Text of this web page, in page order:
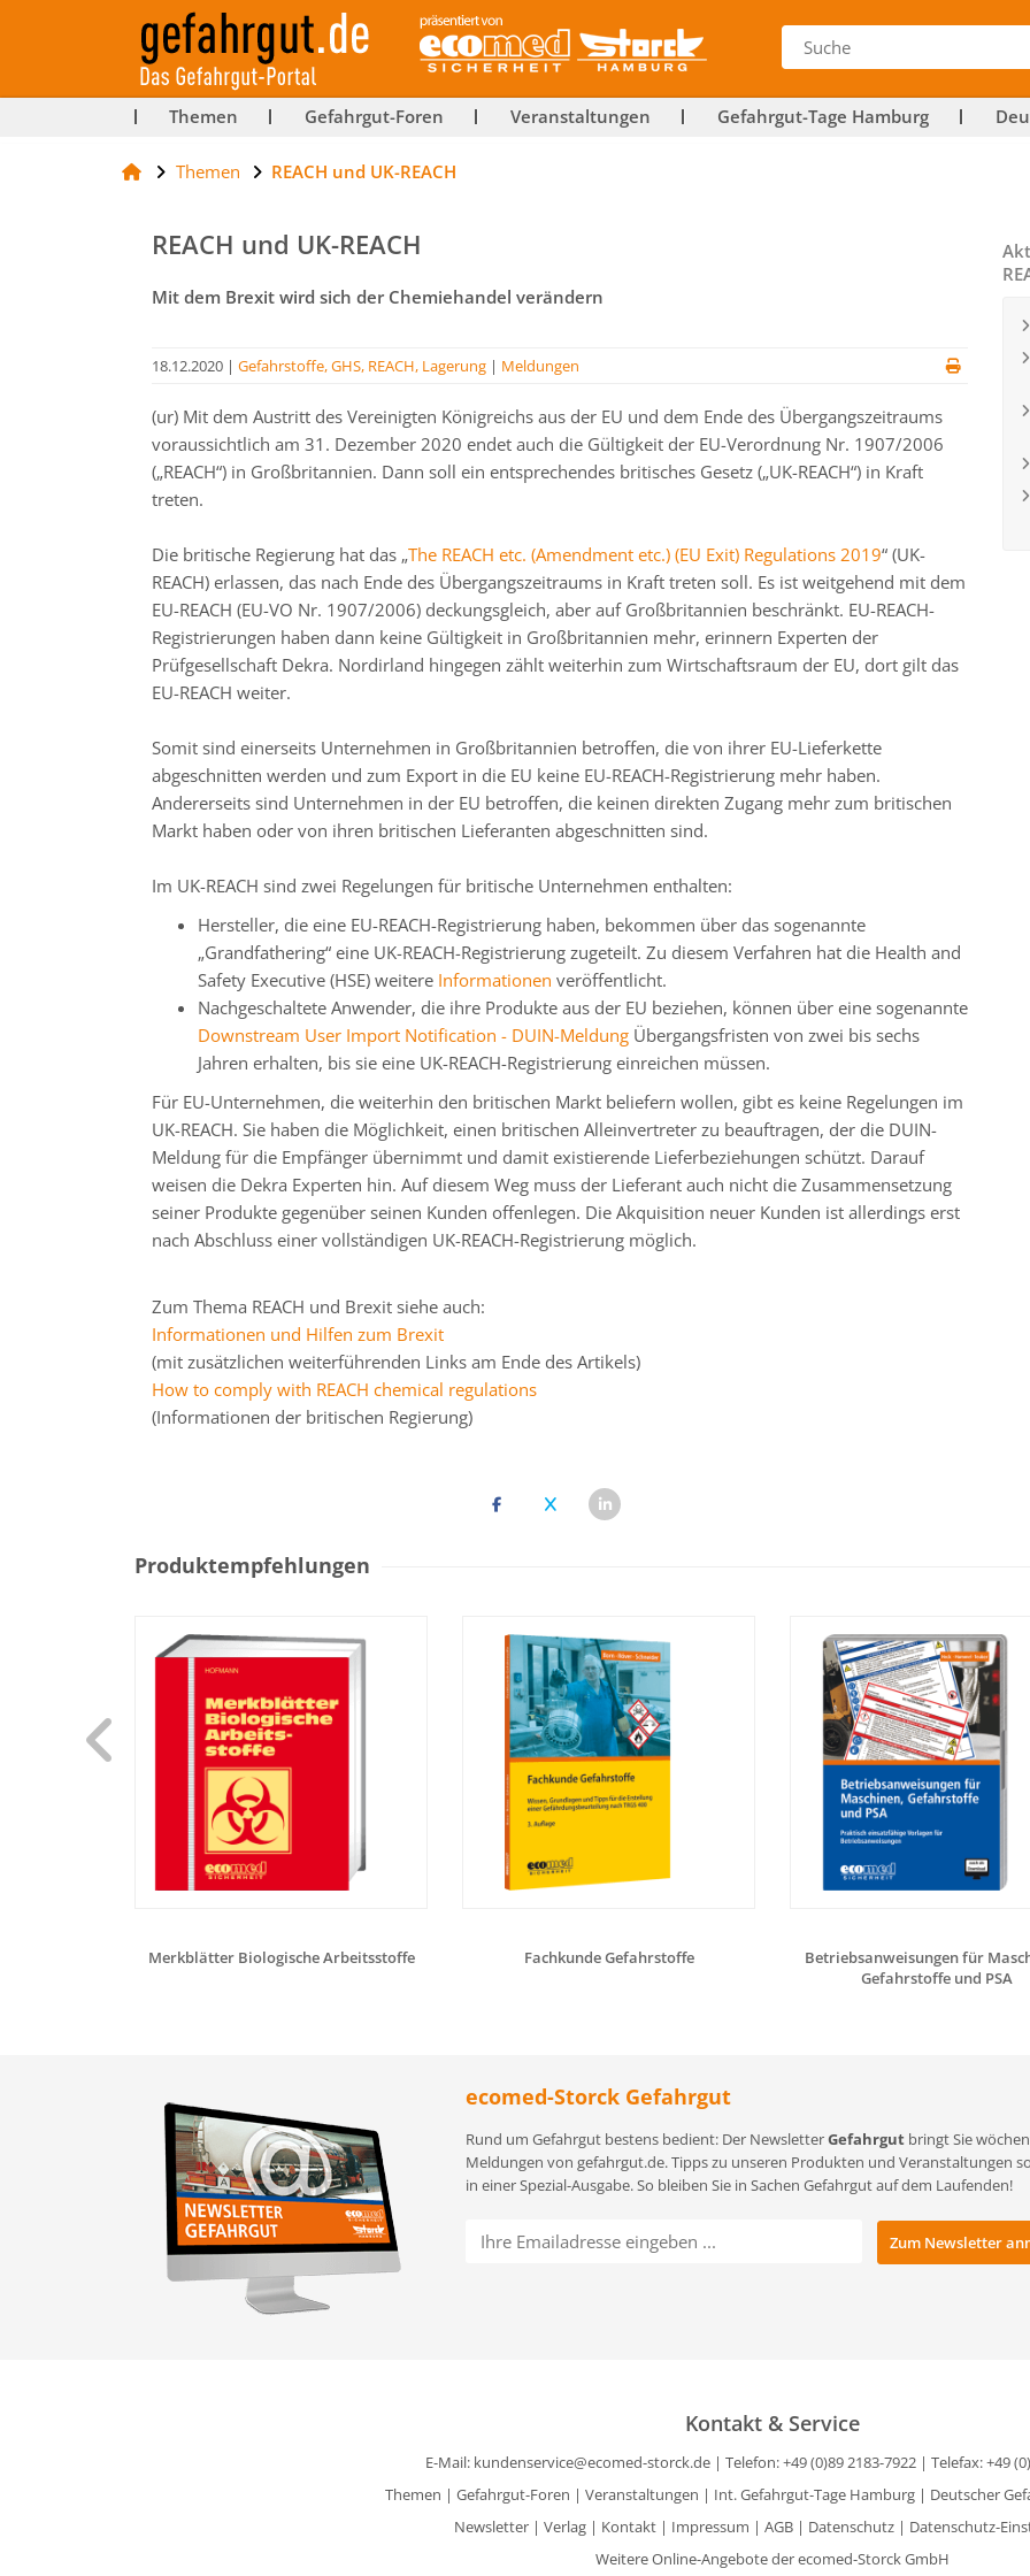
Themen Gefahrgut-Foren Veranstaltungen Gefahrgut-Tage Hamburg
Themen REACH und UK-REACH
REACH und UK-REACH
Mit dem Brexit wird sich der Chemiehandel verändern
18.12.2020 | Gefahrstoffe, GHS, REACH, Lagerung | Meldungen
(ur) Mit dem Austritt des Vereinigten Königreichs aus der EU und dem Ende des Übergangszeitraums
voraussichtlich am 31. Dezember 2020 endet auch die Gültigkeit der EU-Verordnung Nr. 1907/2006
(„REACH“) in Großbritannien. Dann soll ein entsprechendes britisches Gesetz („UK-REACH“) in Kraft
treten.
Die britische Regierung hat das „The REACH etc. (Amendment etc.) (EU Exit) Regulations 2019“ (UK-
REACH) erlassen, das nach Ende des Übergangszeitraums in Kraft treten soll. Es ist weitgehend mit dem
EU-REACH (EU-VO Nr. 1907/2006) deckungsgleich, aber auf Großbritannien beschränkt. EU-REACH-
Registrierungen haben dann keine Gültigkeit in Großbritannien mehr, erinnern Experten der
Prüfgesellschaft Dekra. Nordirland hingegen zählt weiterhin zum Wirtschaftsraum der EU, dort gilt das
EU-REACH weiter.
Somit sind einerseits Unternehmen in Großbritannien betroffen, die von ihrer EU-Lieferkette
abgeschnitten werden und zum Export in die EU keine EU-REACH-Registrierung mehr haben.
Andererseits sind Unternehmen in der EU betroffen, die keinen direkten Zugang mehr zum britischen
Markt haben oder von ihren britischen Lieferanten abgeschnitten sind.
Im UK-REACH sind zwei Regelungen für britische Unternehmen enthalten:
Hersteller, die eine EU-REACH-Registrierung haben, bekommen über das sogenannte
„Grandfathering“ eine UK-REACH-Registrierung zugeteilt. Zu diesem Verfahren hat die Health and
Safety Executive (HSE) weitere Informationen veröffentlicht.
Nachgeschaltete Anwender, die ihre Produkte aus der EU beziehen, können über eine sogenannte
Downstream User Import Notification - DUIN-Meldung Übergangsfristen von zwei bis sechs
Jahren erhalten, bis sie eine UK-REACH-Registrierung einreichen müssen.
Für EU-Unternehmen, die weiterhin den britischen Markt beliefern wollen, gibt es keine Regelungen im
UK-REACH. Sie haben die Möglichkeit, einen britischen Alleinvertreter zu beauftragen, der die DUIN-
Meldung für die Empfänger übernimmt und damit existierende Lieferbeziehungen schützt. Darauf
weisen die Dekra Experten hin. Auf diesem Weg muss der Lieferant auch nicht die Zusammensetzung
seiner Produkte gegenüber seinen Kunden offenlegen. Die Akquisition neuer Kunden ist allerdings erst
nach Abschluss einer vollständigen UK-REACH-Registrierung möglich.
Zum Thema REACH und Brexit siehe auch:
Informationen und Hilfen zum Brexit
(mit zusätzlichen weiterführenden Links am Ende des Artikels)
How to comply with REACH chemical regulations
(Informationen der britischen Regierung)
Produktempfehlungen
Merkblätter Biologische Arbeitsstoffe Fachkunde Gefahrstoffe
Betriebsanweisungen für
Gefahrstoffe und PSA
ecomed-Storck Gefahrgut
Rund um Gefahrgut bestens bedient: Der NewsletterGefahrgut bringt Sie
Meldungen von gefahrgut.de. Tipps zu unseren Produkten und Veranstaltungen
in einer Spezial-Ausgabe. So bleiben Sie in Sachen Gefahrgut auf dem Laufenden!
Kontakt & Service
E-Mail: kundenservice@ecomed-storck.de | Telefon: +49 (0)89 2183-7922 | Telefax: +49
Themen | Gefahrgut-Foren | Veranstaltungen | Int. Gefahrgut-Tage Hamburg| Deutscher
Newsletter| Verlag| Kontakt| Impressum | AGB| Datenschutz| Datenschutz-
Weitere Online-Angebote der ecomed-Storck GmbH